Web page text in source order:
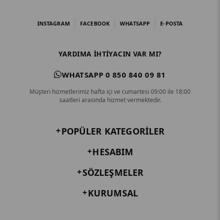
INSTAGRAM FACEBOOK WHATSAPP E-POSTA
YARDIMA IHTIYACIN VAR MI?
WHATSAPP 0 850 840 09 81
Müşteri hizmetlerimiz hafta içi ve cumartesi 09:00 ile 18:00
saatleri arasında hizmet vermektedir.
POPÜLER KATEGORILER
HESABIM
SÖZLEŞMELER
KURUMSAL